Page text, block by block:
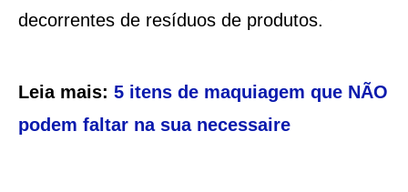
decorrentes de resíduos de produtos.
Leia mais: 5 itens de maquiagem que NÃO
podem faltar na sua necessaire